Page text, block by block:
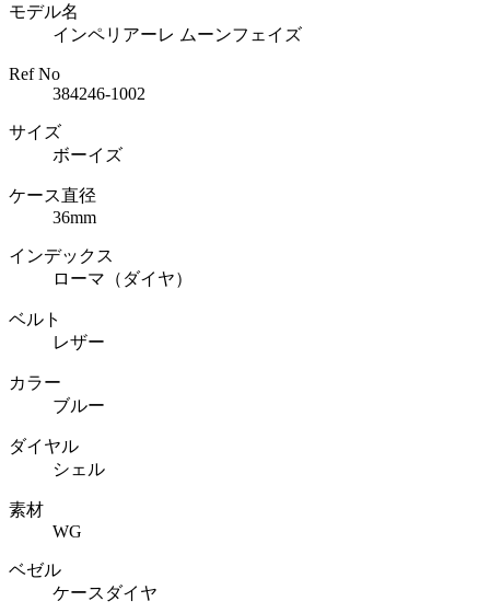
モデル名
インペリアーレ ムーンフェイズ
Ref No
384246-1002
サイズ
ボーイズ
ケース直径
36mm
インデックス
ローマ（ダイヤ）
ベルト
レザー
カラー
ブルー
ダイヤル
シェル
素材
WG
ベゼル
ケースダイヤ